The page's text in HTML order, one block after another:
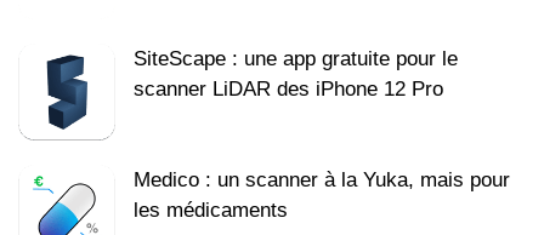
SiteScape : une app gratuite pour le
scanner LiDAR des iPhone 12 Pro
Medico : un scanner à la Yuka, mais pour
les médicaments